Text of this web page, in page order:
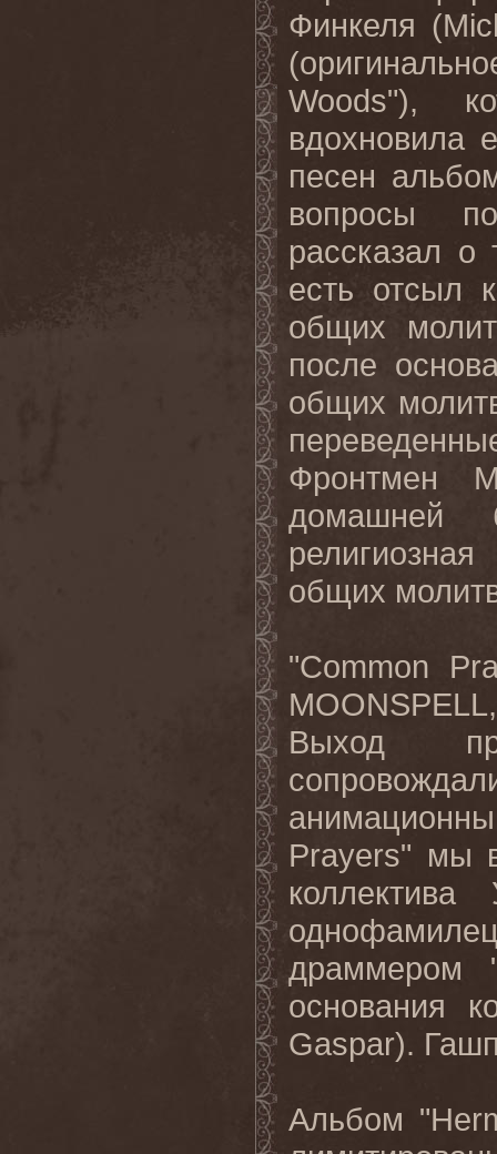
Финкеля
Woods"),
вдохновила
песен
вопросы
рассказал
есть отсыл
общих
после
общих
Фронтмен
домашней
общих
"Common
Выход
Prayers" мы
драммером
основания
Gaspar).
Альбом